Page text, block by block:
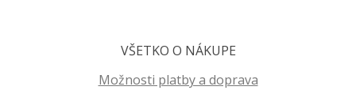
VŠETKO O NÁKUPE
Možnosti platby a doprava